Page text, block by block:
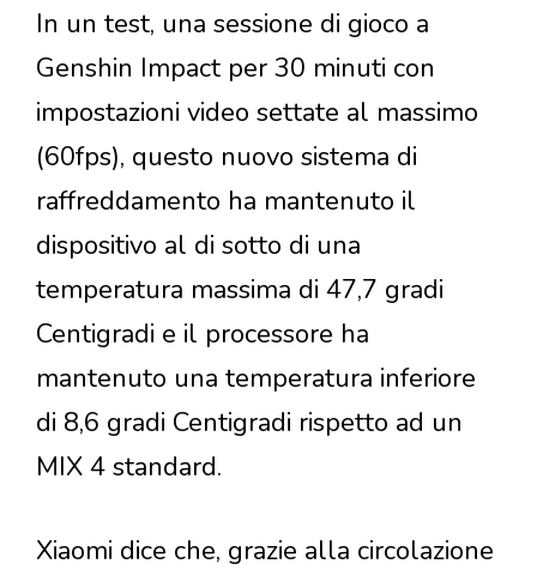
In un test, una sessione di gioco a
Genshin Impact per 30 minuti con
impostazioni video settate al massimo
(60fps), questo nuovo sistema di
raffreddamento ha mantenuto il
dispositivo al di sotto di una
temperatura massima di 47,7 gradi
Centigradi e il processore ha
mantenuto una temperatura inferiore
di 8,6 gradi Centigradi rispetto ad un
MIX 4 standard.
Xiaomi dice che, grazie alla circolazione